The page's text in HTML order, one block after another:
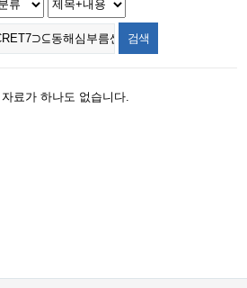
료가 하나도 없습니다.